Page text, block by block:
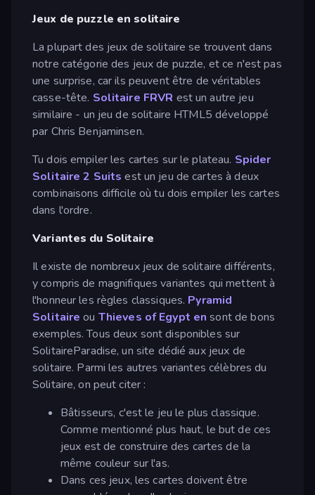
Jeux de puzzle en solitaire
La plupart des jeux de solitaire se trouvent dans
notre catégorie des jeux de puzzle, et ce n'est pas
une surprise, car ils peuvent être de véritables
casse-tête. Solitaire FRVR est un autre jeu
similaire - un jeu de solitaire HTML5 développé
par Chris Benjaminsen.
Tu dois empiler les cartes sur le plateau. Spider
Solitaire 2 Suitsest un jeu de cartes à deux
combinaisons difficile où tu dois empiler les cartes
dans l'ordre.
Variantes du Solitaire
Il existe de nombreux jeux de solitaire différents,
y compris de magnifiques variantes qui mettent à
l'honneur les règles classiques. Pyramid
Solitaire ou Thieves of Egypt en sont de bons
exemples. Tous deux sont disponibles sur
SolitaireParadise, un site dédié aux jeux de
solitaire. Parmi les autres variantes célèbres du
Solitaire, on peut citer :
Bâtisseurs, c'est le jeu le plus classique.
Comme mentionné plus haut, le but de ces
jeux est de construire des cartes de la
même couleur sur l'as.
Dans ces jeux, les cartes doivent être